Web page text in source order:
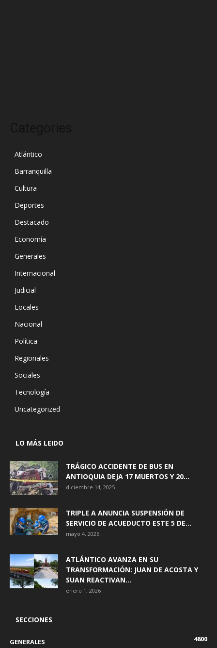
Atlántico
Barranquilla
Cultura
Deportes
Destacado
Economía
Generales
Internacional
Judicial
Locales
Nacional
Política
Regionales
Sociales
Tecnología
Uncategorized
LO MÁS LEIDO
TRÁGICO ACCIDENTE DE BUS EN
ANTIOQUIA DEJA 17 MUERTOS Y 20...
diciembre 14, 2025
TRIPLE A ANUNCIA SUSPENSIÓN DE
SERVICIO DE ACUEDUCTO ESTE 5 DE...
mayo 4, 2026
ATLÁNTICO AVANZA EN SU
TRANSFORMACIÓN: JUAN DE ACOSTA Y
SUAN REACTIVAN...
enero 1, 2026
SECCIONES
GENERALES
4800